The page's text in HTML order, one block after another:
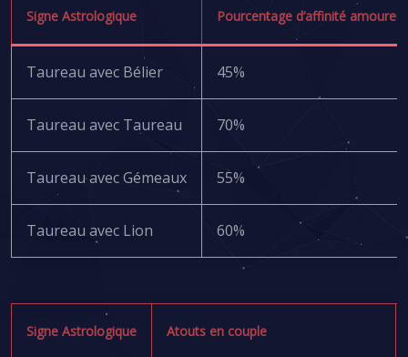
Signe Astrologique Pourcentage d’affinité
Taureau avec Bélier 45%
Taureau avec Taureau 70%
Taureau avec Gémeaux 55%
Taureau avec Lion 60%
Signe Astrologique Atouts en couple